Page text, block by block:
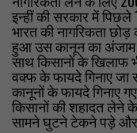
इन्हीं की सरकार में पिछले
भारत की नागरिकता
हुआ उस कानून का
साथ किसानों के
वक्फ के फायदे गिनाए जा
कानूनों के फायदे गिनाए
किसानों की शहादत लेने
सामने घुटने टेकने पड़े